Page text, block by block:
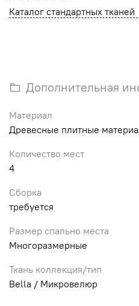
Каталог стандартных тканей
Дополнительная
Материал
Древесные плитные
Количество мест
4
Сборка
требуется
Размер спально места
Многоразмерные
Ткань коллекция/тип
Bella / Микровелюр